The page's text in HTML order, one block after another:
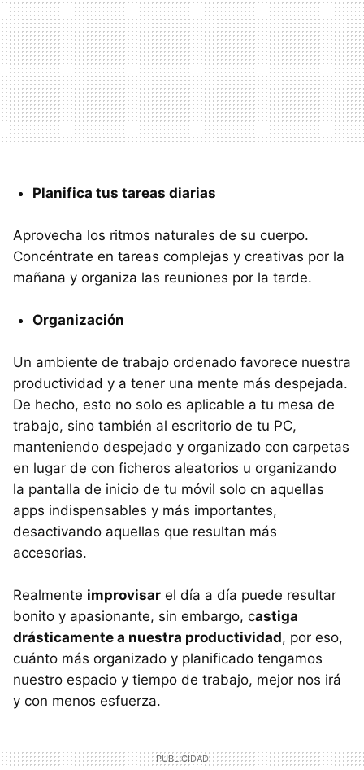
Planifica tus tareas diarias
Aprovecha los ritmos naturales de su cuerpo.
Concéntrate en tareas complejas y creativas por la
mañana y organiza las reuniones por la tarde.
Organización
Un ambiente de trabajo ordenado favorece nuestra
productividad y a tener una mente más despejada.
De hecho, esto no solo es aplicable a tu mesa de
trabajo, sino también al escritorio de tu PC,
manteniendo despejado y organizado con carpetas
en lugar de con ficheros aleatorios u organizando
la pantalla de inicio de tu móvil solo cn aquellas
apps indispensables y más importantes,
desactivando aquellas que resultan más
accesorias.
Realmente improvisar el día a día puede resultar
bonito y apasionante, sin embargo, castiga
drásticamente a nuestra productividad, por eso,
cuánto más organizado y planificado tengamos
nuestro espacio y tiempo de trabajo, mejor nos irá
y con menos esfuerza.